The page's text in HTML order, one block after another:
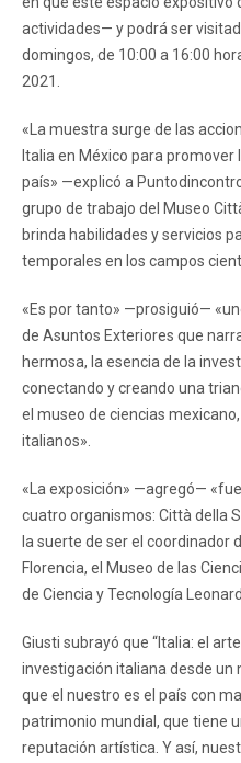
actividades— y podrá ser
domingos, de 10:00 a 16:00
2021.
«La muestra surge de las
Italia en México para
país» —explicó a
grupo de trabajo del Museo
brinda habilidades y servicios
temporales en los campos
«Es por tanto» —prosiguió—
de Asuntos Exteriores que
hermosa, la esencia de la
conectando y creando una
el museo de ciencias
italianos».
«La exposición» —agregó—
cuatro organismos: Città della
la suerte de ser el coordinador
Florencia, el Museo de las
de Ciencia y Tecnología
Giusti subrayó que “Italia: el
investigación italiana desde un
que el nuestro es el país con
patrimonio mundial, que tiene
reputación artística. Y así,